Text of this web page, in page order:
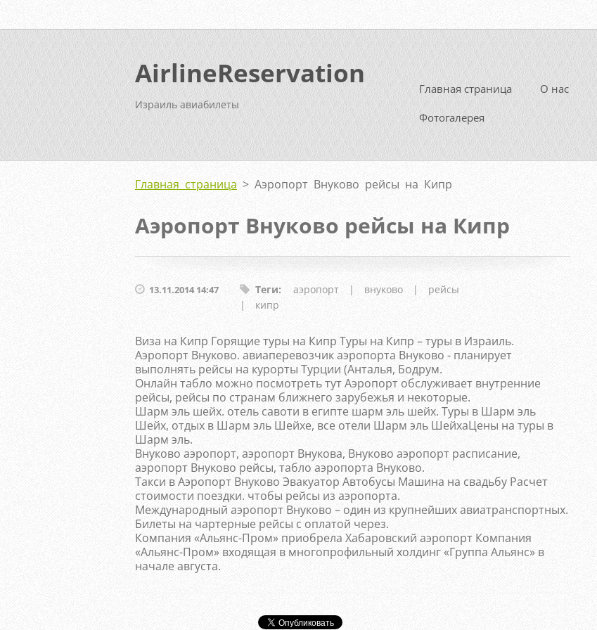
AirlineReservation
Израиль авиабилеты
Главная страница О нас
Фотогалерея
Главная страница > Аэропорт Внуково рейсы на Кипр
Аэропорт Внуково рейсы на Кипр
13.11.2014 14:47 Теги: аэропорт | внуково |
рейсы
|
кипр
Виза на Кипр Горящие туры на Кипр Туры на Кипр – туры в Израиль.
Аэропорт Внуково. авиаперевозчик аэропорта Внуково - планирует
выполнять рейсы на курорты Турции (Анталья, Бодрум.
Онлайн табло можно посмотреть тут Аэропорт обслуживает внутренние
рейсы, рейсы по странам ближнего зарубежья и некоторые.
Шарм эль шейх. отель савоти в египте шарм эль шейх. Туры в Шарм эль
Шейх, отдых в Шарм эль Шейхе, все отели Шарм эль ШейхаЦены на туры в
Шарм эль.
Внуково аэропорт, аэропорт Внукова, Внуково аэропорт расписание,
аэропорт Внуково рейсы, табло аэропорта Внуково.
Такси в Аэропорт Внуково Эвакуатор Автобусы Машина на свадьбу Расчет
стоимости поездки. чтобы рейсы из аэропорта.
Международный аэропорт Внуково – один из крупнейших авиатранспортных.
Билеты на чартерные рейсы с оплатой через.
Компания «Альянс-Пром» приобрела Хабаровский аэропорт Компания
«Альянс-Пром» входящая в многопрофильный холдинг «Группа Альянс» в
начале августа.